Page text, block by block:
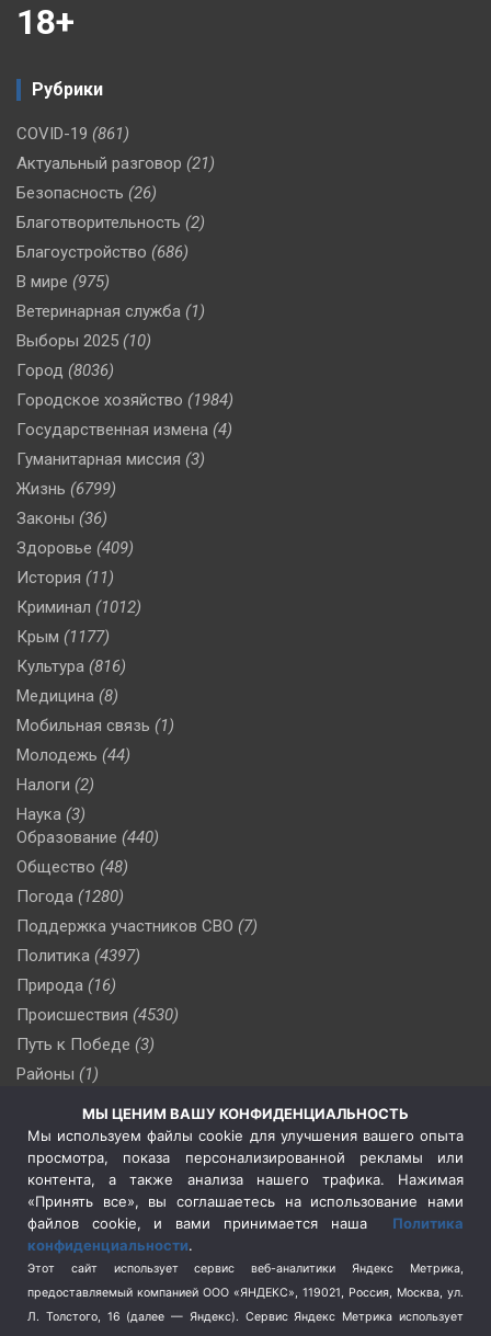
18+
Рубрики
COVID-19 (861)
Актуальный разговор (21)
Безопасность (26)
Благотворительность (2)
Благоустройство (686)
В мире (975)
Ветеринарная служба (1)
Выборы 2025 (10)
Город (8036)
Городское хозяйство (1984)
Государственная измена (4)
Гуманитарная миссия (3)
Жизнь (6799)
Законы (36)
Здоровье (409)
История (11)
Криминал (1012)
Крым (1177)
Культура (816)
Медицина (8)
Мобильная связь (1)
Молодежь (44)
Налоги (2)
Наука (3)
Образование (440)
Общество (48)
Погода (1280)
Поддержка участников СВО (7)
Политика (4397)
Природа (16)
Происшествия (4530)
Путь к Победе (3)
Районы (1)
(510)
Сельское хозяйство (3)
Социальная политика
(3)
Спецоперация в Украине
Спецоперация на Украине
(404)
Спорт (740)
Терроризм (1)
МЫ ЦЕНИМ ВАШУ КОНФИДЕНЦИАЛЬНОСТЬ
Мы используем файлы cookie для улучшения вашего опыта
просмотра, показа персонализированной рекламы или
контента, а также анализа нашего трафика. Нажимая
«Принять все», вы соглашаетесь на использование нами
файлов cookie, и вами принимается наша Политика
конфиденциальности.
Этот сайт использует сервис веб-аналитики Яндекс Метрика,
предоставляемый компанией ООО «ЯНДЕКС», 119021, Россия, Москва, ул.
Л. Толстого, 16 (далее — Яндекс). Сервис Яндекс Метрика использует